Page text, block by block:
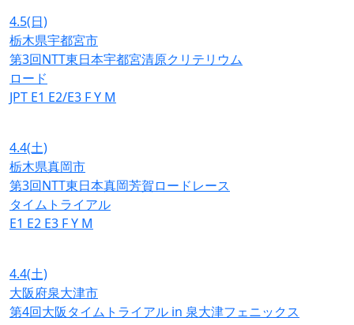
4.5(日)
栃木県宇都宮市
第3回NTT東日本宇都宮清原クリテリウム
ロード
JPT E1 E2/E3 FY M
4.4(土)
栃木県真岡市
第3回NTT東日本真岡芳賀ロードレース
タイムトライアル
E1 E2 E3 FY M
4.4(土)
大阪府泉大津市
第4回大阪タイムトライアル in 泉大津フェニックス